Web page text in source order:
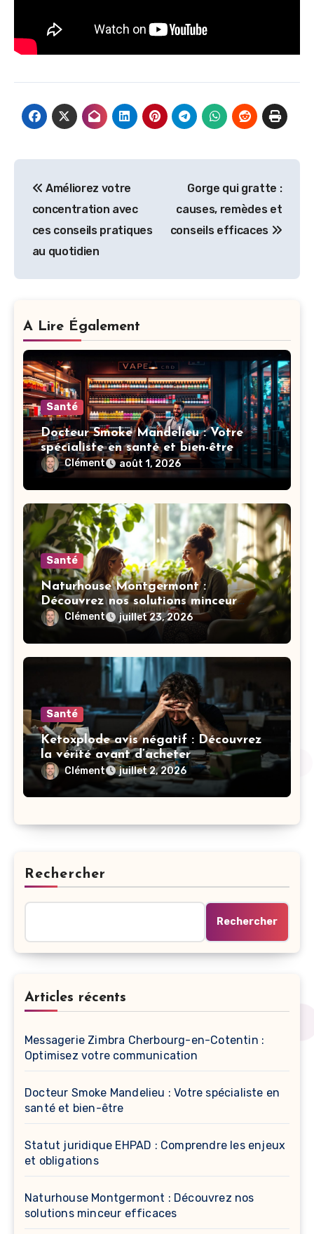
de
l’article
Améliorez votre
concentration avec
ces conseils pratiques
au quotidien
Gorge qui gratte :
causes, remèdes et
conseils efficaces
A Lire Également
Santé
Docteur Smoke Mandelieu : Votre
spécialiste en santé et bien-être
Clément août 1, 2026
Santé
Naturhouse Montgermont :
Découvrez nos solutions minceur
efficaces
Clément juillet 23, 2026
Santé
Ketoxplode avis négatif : Découvrez
la vérité avant d’acheter
Clément juillet 2, 2026
Rechercher
Rechercher
Articles récents
Messagerie Zimbra Cherbourg-en-Cotentin :
Optimisez votre communication
Docteur Smoke Mandelieu : Votre spécialiste en
santé et bien-être
Statut juridique EHPAD : Comprendre les enjeux
et obligations
Naturhouse Montgermont : Découvrez nos
solutions minceur efficaces